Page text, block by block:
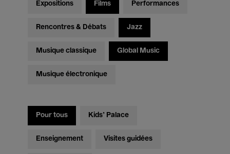
Expositions Films Performances
Rencontres & Débats Jazz
Musique classique Global Music
Musique électronique
Pour tous Kids’ Palace
Enseignement Visites guidées